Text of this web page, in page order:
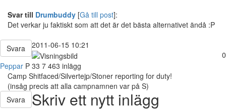
Svar till Drumbuddy [Gå till post]:
Det verkar ju faktiskt som att det är det bästa alternativet ändå :P
Svara
2011-06-15 10:21
0
Peppar P 33 7 463 inlägg
Camp Shitfaced/Silvertejp/Stoner reporting for duty!
(insåg precis att alla campnamnen var på S)
Svara
Skriv ett nytt inlägg